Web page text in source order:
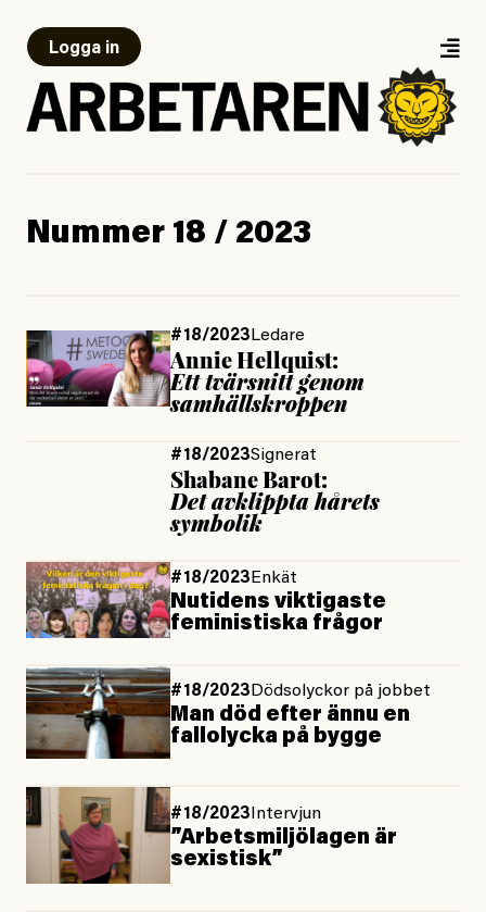
Logga in
Nummer 18 / 2023
#18/2023Ledare
Annie Hellquist:
Ett tvärsnitt genom
samhällskroppen
#18/2023Signerat
Shabane Barot:
Det avklippta hårets
symbolik
#18/2023Enkät
Nutidens viktigaste
feministiska frågor
#18/2023 Dödsolyckor på jobbet
Man död efter ännu en
fallolycka på bygge
#18/2023 Intervjun
”Arbetsmiljölagen är
sexistisk”